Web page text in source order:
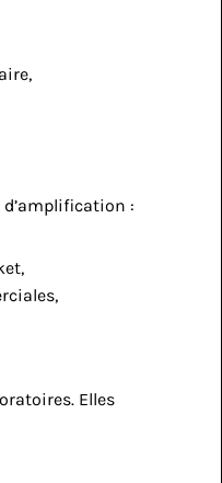
d’amplification :
Elles